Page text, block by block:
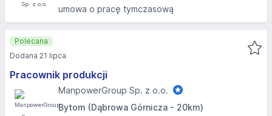
umowa o pracę tymczasową
Pracownik produkcji
ManpowerGroup Sp. z o.o.
Bytom (Dąbrowa Górnicza - 20km)
Polecana
Dodana 21 lipca